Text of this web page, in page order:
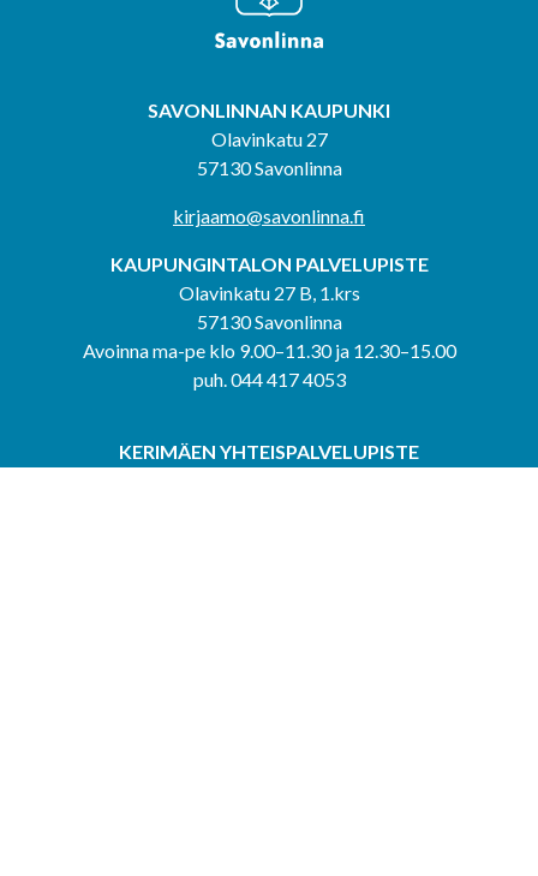
SAVONLINNAN KAUPUNKI
Olavinkatu 27
57130 Savonlinna
kirjaamo@savonlinna.fi
KAUPUNGINTALON PALVELUPISTE
Olavinkatu 27 B, 1.krs
57130 Savonlinna
Avoinna ma-pe klo 9.00–11.30 ja 12.30–15.00
puh. 044 417 4053
KERIMÄEN YHTEISPALVELUPISTE